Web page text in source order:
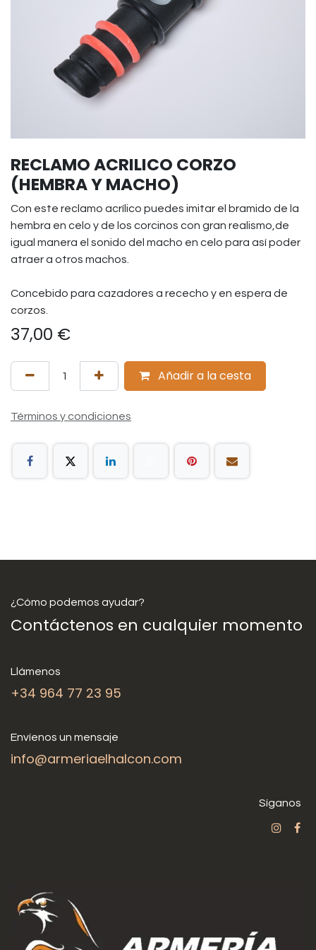
RECLAMO ACRILICO CORZO
(HEMBRA Y MACHO)
Con este reclamo acrílico puedes imitar el bramido de la
hembra en celo y de los corcinos con gran realismo,de
igual manera el sonido del macho en celo para así poder
atraer a otros machos.
Concebido para cazadores a rececho y en espera de
corzos.
37,00 €
Añadir a la cesta
Términos y condiciones
¿Cómo podemos ayudar?
Contáctenos en cualquier momento
Llámenos
+34 964 77 23 95
Envíenos un mensaje
info@armeriaelhalcon.com
Síganos